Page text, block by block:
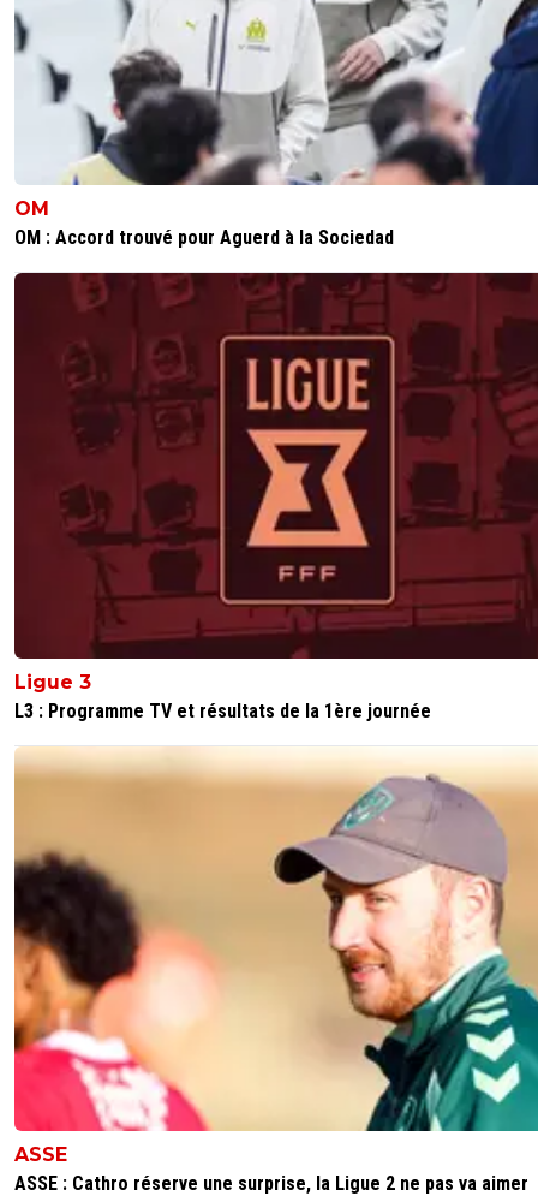
OM
OM : Accord trouvé pour Aguerd à la Sociedad
Ligue 3
L3 : Programme TV et résultats de la 1ère journée
ASSE
ASSE : Cathro réserve une surprise, la Ligue 2 ne pas va aimer